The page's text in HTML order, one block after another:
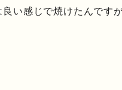
い感じで焼けたんです